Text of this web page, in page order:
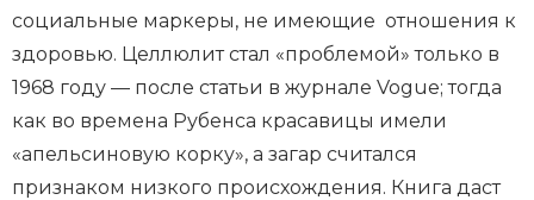
социальные маркеры, не имеющие отношения к
здоровью. Целлюлит стал «проблемой» только в
1968 году — после статьи в журнале Vogue; тогда
как во времена Рубенса красавицы имели
«апельсиновую корку», а загар считался
признаком низкого происхождения. Книга даст